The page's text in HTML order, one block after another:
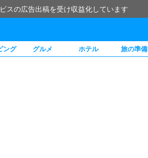
スの広告出稿を受け収益化しています
ング グルメ ホテル 旅の準備